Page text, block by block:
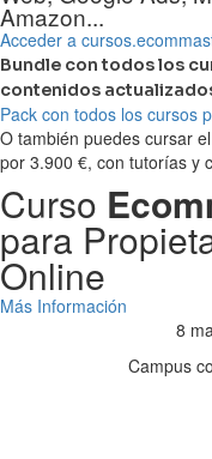
Amazon...
Acceder a
Bundle con todos los
contenidos
Pack con todos los cursos
O también puedes cursar el
por 3.900 €, con tutorías y
Curso
para
Online
Más Información
8
Campus